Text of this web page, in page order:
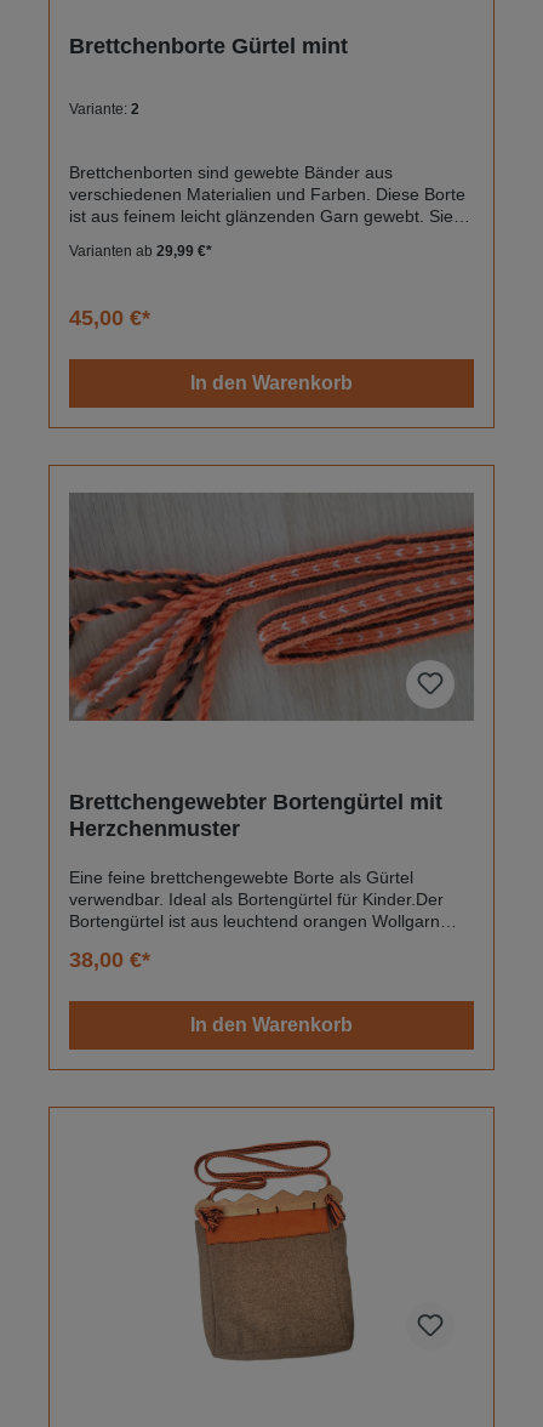
Brettchenborte Gürtel mint
Variante: 2
Brettchenborten sind gewebte Bänder aus
verschiedenen Materialien und Farben. Diese Borte
ist aus feinem leicht glänzenden Garn gewebt. Sie
Borte kann als Gürtel verwendet werden, als
ist 1,3 cm breit.Farbe: MintMaterial: 100%
Varianten ab 29,99 €*
45,00 €*
In den Warenkorb
Brettchengewebter Bortengürtel mit
Herzchenmuster
Eine feine brettchengewebte Borte als Gürtel
verwendbar. Ideal als Bortengürtel für Kinder.Der
Bortengürtel ist aus leuchtend orangen Wollgarn
Borte sind auf beiden Seiten eingedreht und bilden
38,00 €*
In den Warenkorb